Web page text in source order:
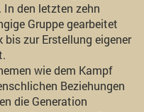
den letzten zehn
Gruppe gearbeitet
zur Erstellung eigener
wie dem Kampf
Beziehungen
die Generation